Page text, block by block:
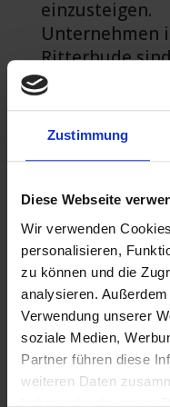
Zustimmung
Diese Webseite
Wir verwenden
personalisieren,
zu können und die
analysieren.
Verwendung unserer
soziale Medien,
Partner führen diese
weiteren Daten
haben oder die sie im
einzusteigen.
Unternehmen
Ritterhude
auf der Suche
nach
Mitarbeitern mit
Fähigkeiten
dem Willen,
Produkte oder
zu verkaufen.
Vertrieb als
Option – auch ohne
Ausbildung